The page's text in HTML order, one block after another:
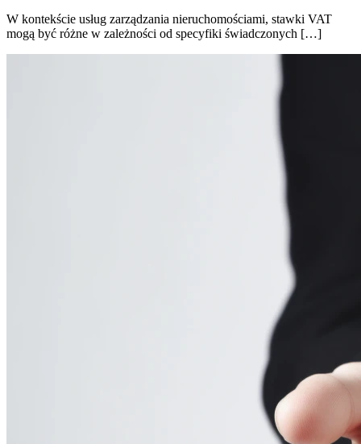
W kontekście usług zarządzania nieruchomościami, stawki VAT
mogą być różne w zależności od specyfiki świadczonych […]